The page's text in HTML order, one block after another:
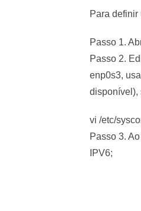
Para
Passo 1.
Passo 2.
enp0s3,
disponível),
vi /etc/
Passo 3.
IPV6;